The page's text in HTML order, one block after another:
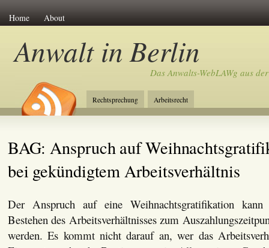
Home About
Anwalt in Berlin
Das Anwalts-WebLAWg aus
Rechtsprechung Arbeitsrecht
BAG: Anspruch auf
bei gekündigtem Arbeitsverhältnis
Der Anspruch auf eine Weihnachtsgratifikation kann
Bestehen des Arbeitsverhältnisses zum
werden. Es kommt nicht darauf an, wer das